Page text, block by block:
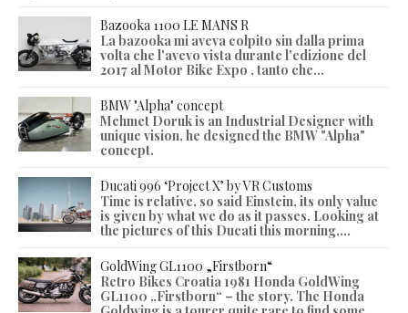
Bazooka 1100 LE MANS R
La bazooka mi aveva colpito sin dalla prima
volta che l'avevo vista durante l'edizione del
2017 al Motor Bike Expo , tanto che...
BMW "Alpha" concept
Mehmet Doruk is an Industrial Designer with
unique vision, he designed the BMW "Alpha"
concept.
Ducati 996 ‘Project X’ by VR Customs
Time is relative, so said Einstein, its only value
is given by what we do as it passes. Looking at
the pictures of this Ducati this morning,...
GoldWing GL1100 „Firstborn“
Retro Bikes Croatia 1981 Honda GoldWing
GL1100 „Firstborn“ – the story. The Honda